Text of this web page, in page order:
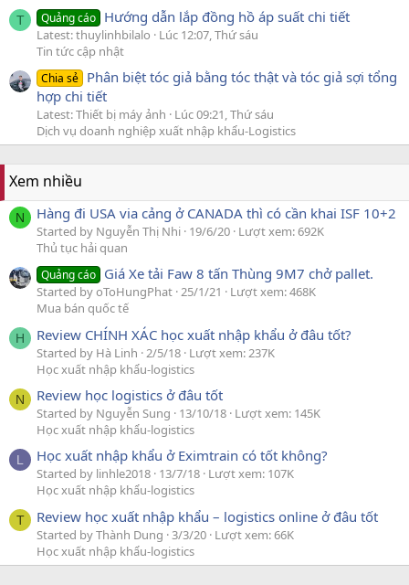
T Quảng cáo Hướng dẫn lắp đồng hồ áp suất chi tiết
Latest: thuylinhbilalo
Lúc 12:07, Thứ sáu
Tin tức cập nhật
Chia sẻ Phân biệt tóc giả bằng tóc thật và tóc giả sợi tổng
hợp chi tiết
Latest: Thiết bị máy ảnh
Lúc 09:21, Thứ sáu
Dịch vụ doanh nghiệp xuất nhập khẩu-Logistics
Xem nhiều
N Hàng đi USA via cảng ở CANADA thì có cần khai ISF 10+2
Started by Nguyễn Thị Nhi 19/6/20 Lượt xem: 692K
Thủ tục hải quan
Quảng cáo Giá Xe tải Faw 8 tấn Thùng 9M7 chở pallet.
Started by oToHungPhat 25/1/21
Lượt xem: 468K
Mua bán quốc tế
H Review CHÍNH XÁC học xuất nhập khẩu ở đâu tốt?
Started by Hà Linh 2/5/18 Lượt xem: 237K
Học xuất nhập khẩu-logistics
N Review học logistics ở đâu tốt
Started by Nguyễn Sung 13/10/18 Lượt xem: 145K
Học xuất nhập khẩu-logistics
L Học xuất nhập khẩu ở Eximtrain có tốt không?
Started by linhle2018 13/7/18 Lượt xem: 107K
Học xuất nhập khẩu-logistics
T Review học xuất nhập khẩu – logistics online ở đâu tốt
Started by Thành Dung 3/3/20 Lượt xem: 66K
Học xuất nhập khẩu-logistics